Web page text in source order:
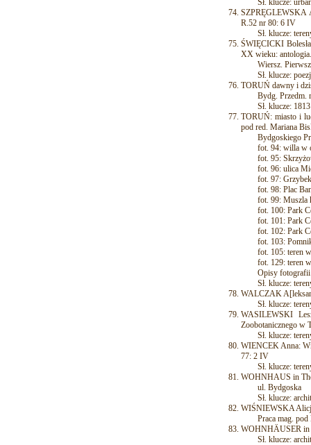
SZPRĘGLEWSKA
R.52 nr 80: 6 IV
Sł. klucze:
ŚWIĘCICKI
XX wieku:
Wiersz. Pierwszy
Sł. klucze:
TORUŃ dawny i
Bydg. Przedm.
Sł. klucze: 1813
TORUŃ: miasto i
pod red. Mariana
Bydgoskiego
fot. 94: willa w
fot. 95:
fot. 96: ulica
fot. 97: Grzybek
fot. 98: Plac
fot. 99: Muszla
fot. 100: Park
fot. 101: Park
fot. 102: Park
fot. 103: Pomnik
fot. 105: teren
fot. 129: teren
Opisy fotografii
Sł. klucze: tereny
WALCZAK
Sł. klucze: tereny
WASILEWSKI
Zoobotanicznego w
Sł. klucze:
WIENCEK Anna:
77: 2 IV
Sł. klucze: tereny
WOHNHAUS in
ul. Bydgoska
Sł. klucze:
WIŚNIEWSKA
Praca mag. pod
WOHNHÄUSER in
Sł. klucze: